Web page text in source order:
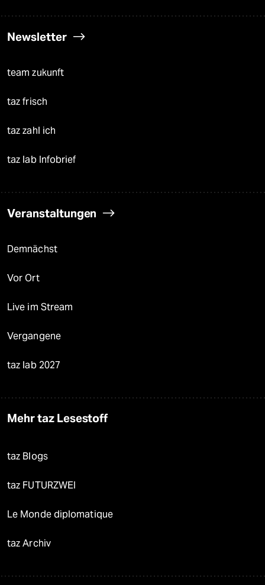
Newsletter
team zukunft
taz frisch
taz zahl ich
taz lab Infobrief
Veranstaltungen
Demnächst
Vor Ort
Live im Stream
Vergangene
taz lab 2027
Mehr taz Lesestoff
taz Blogs
taz FUTURZWEI
Le Monde diplomatique
taz Archiv